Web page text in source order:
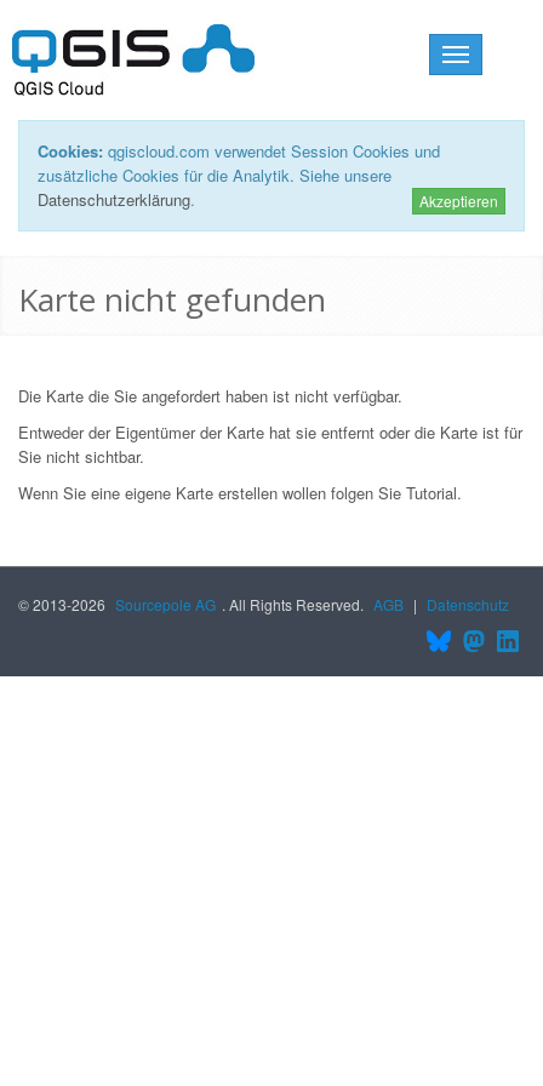
Toggle
navigation
Cookies: qgiscloud.com verwendet Session Cookies und
zusätzliche Cookies für die Analytik. Siehe unsere
Datenschutzerklärung. Akzeptieren
Karte nicht gefunden
Die Karte die Sie angefordert haben ist nicht verfügbar.
Entweder der Eigentümer der Karte hat sie entfernt oder die Karte ist für
Sie nicht sichtbar.
Wenn Sie eine eigene Karte erstellen wollen folgen Sie Tutorial.
© 2013-2026 Sourcepole AG . All Rights Reserved. AGB | Datenschutz